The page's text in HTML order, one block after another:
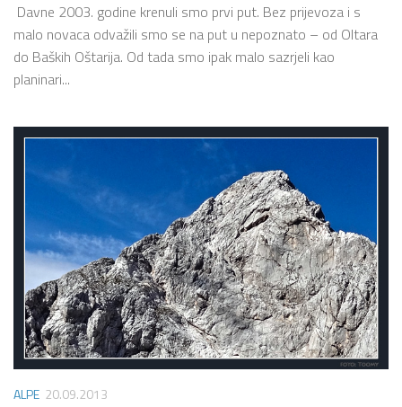
Davne 2003. godine krenuli smo prvi put. Bez prijevoza i s
malo novaca odvažili smo se na put u nepoznato – od Oltara
do Baških Oštarija. Od tada smo ipak malo sazrjeli kao
planinari...
ALPE 20.09.2013